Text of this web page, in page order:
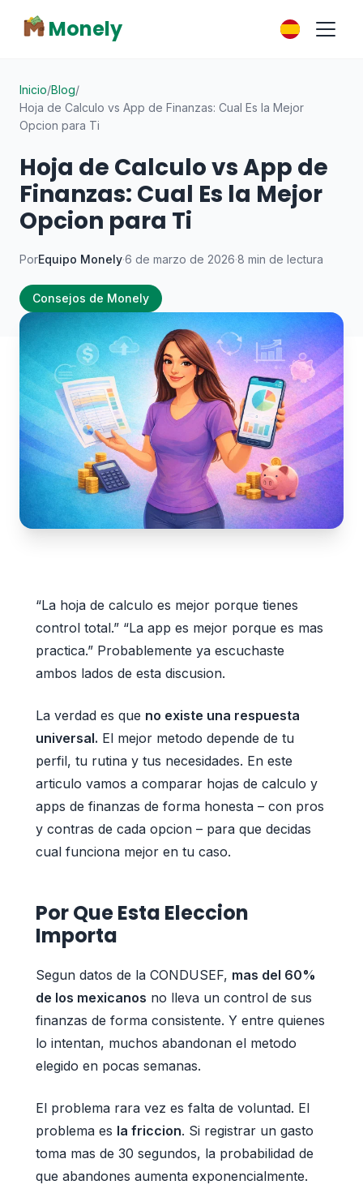
Monely
Inicio/Blog/
Hoja de Calculo vs App de Finanzas: Cual Es la Mejor
Opcion para Ti
Hoja de Calculo vs App de
Finanzas: Cual Es la Mejor
Opcion para Ti
PorEquipo Monely·6 de marzo de 2026·8 min de lectura
Consejos de Monely
“La hoja de calculo es mejor porque tienes
control total.” “La app es mejor porque es mas
practica.” Probablemente ya escuchaste
ambos lados de esta discusion.
La verdad es que no existe una respuesta
universal. El mejor metodo depende de tu
perfil, tu rutina y tus necesidades. En este
articulo vamos a comparar hojas de calculo y
apps de finanzas de forma honesta – con pros
y contras de cada opcion – para que decidas
cual funciona mejor en tu caso.
Por Que Esta Eleccion
Importa
Segun datos de la CONDUSEF, mas del 60%
de los mexicanos no lleva un control de sus
finanzas de forma consistente. Y entre quienes
lo intentan, muchos abandonan el metodo
elegido en pocas semanas.
El problema rara vez es falta de voluntad. El
problema es la friccion. Si registrar un gasto
toma mas de 30 segundos, la probabilidad de
que abandones aumenta exponencialmente.